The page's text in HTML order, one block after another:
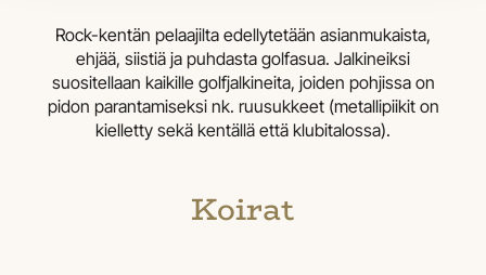
Rock-kentän pelaajilta edellytetään asianmukaista,
ehjää, siistiä ja puhdasta golfasua. Jalkineiksi
suositellaan kaikille golfjalkineita, joiden pohjissa on
pidon parantamiseksi nk. ruusukkeet (metallipiikit on
kielletty sekä kentällä että klubitalossa).
Koirat